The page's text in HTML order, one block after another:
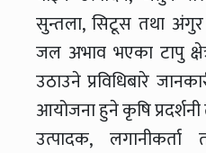
सुन्तला, सिटूस तथा
जल अभाव भएका टापु
उठाउने प्रविधिबारे
आयोजना हुने कृषि
उत्पादक, लगानीकर्ता